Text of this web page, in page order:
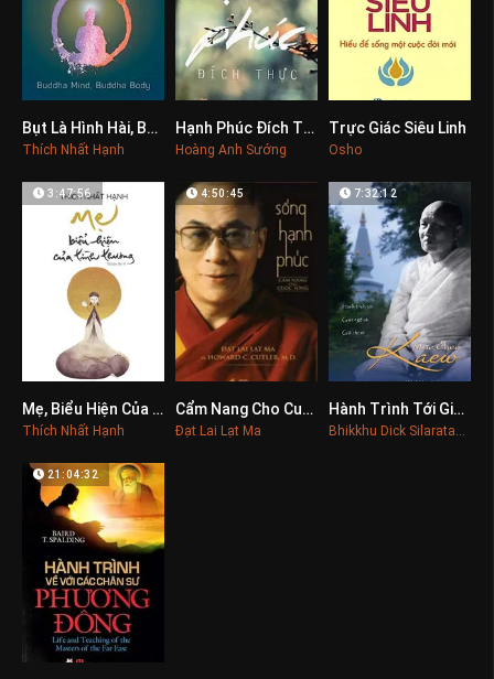
0
Bụt Là Hình Hài, Bụt Là Tâm Thức
Thích Nhất Hạnh
0Hạnh Phúc Đích Thực
Hoàng Anh Sướng
0
Trực Giác Siêu Linh
Osho
0
3:47:56
Mẹ, Biểu Hiện Của Tình Thương
Thích Nhất Hạnh
0
4:50:45
Cẩm Nang Cho Cuộc Sống
Đạt Lai Lạt Ma
0
7:32:12
Hành Trình Tới Giác Ngộ Và Giải Thoát
Bhikkhu Dick Silaratano
21:04:32